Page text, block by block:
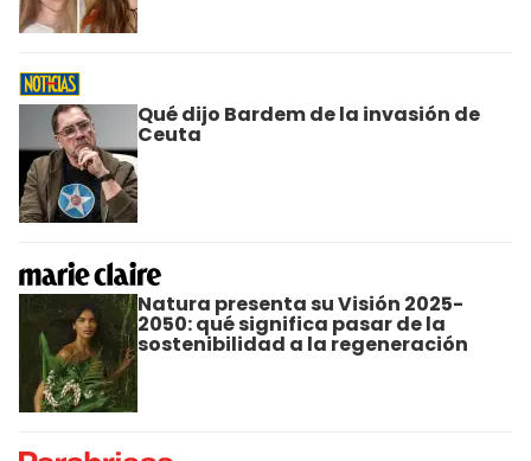
Qué dijo Bardem de la invasión de
Ceuta
Natura presenta su Visión 2025-
2050: qué significa pasar de la
sostenibilidad a la regeneración